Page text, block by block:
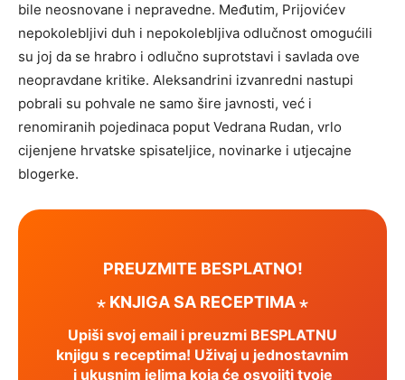
bile neosnovane i nepravedne. Međutim, Prijovićev
nepokolebljivi duh i nepokolebljiva odlučnost omogućili
su joj da se hrabro i odlučno suprotstavi i savlada ove
neopravdane kritike. Aleksandrini izvanredni nastupi
pobrali su pohvale ne samo šire javnosti, već i
renomiranih pojedinaca poput Vedrana Rudan, vrlo
cijenjene hrvatske spisateljice, novinarke i utjecajne
blogerke.
PREUZMITE BESPLATNO!
⋆ KNJIGA SA RECEPTIMA ⋆
Upiši svoj email i preuzmi BESPLATNU
knjigu s receptima! Uživaj u jednostavnim
i ukusnim jelima koja će osvojiti tvoje